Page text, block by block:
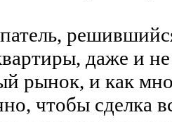
даже и
рынок, и как
чтобы сделка